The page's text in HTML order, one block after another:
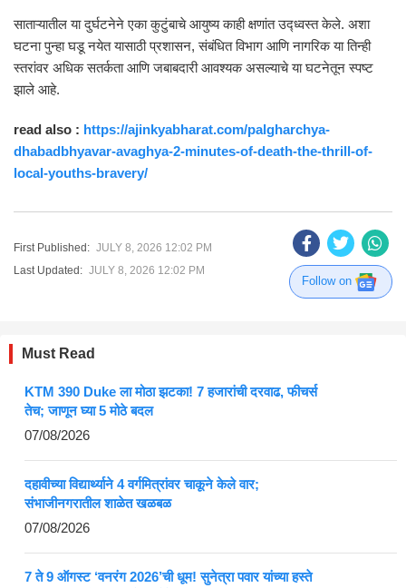
साताऱ्यातील या दुर्घटनेने एका कुटुंबाचे आयुष्य काही क्षणांत उद्ध्वस्त केले. अशा
घटना पुन्हा घडू नयेत यासाठी प्रशासन, संबंधित विभाग आणि नागरिक या तिन्ही
स्तरांवर अधिक सतर्कता आणि जबाबदारी आवश्यक असल्याचे या घटनेतून स्पष्ट
झाले आहे.
read also : https://ajinkyabharat.com/palgharchya-
dhabadbhyavar-avaghya-2-minutes-of-death-the-thrill-of-
local-youths-bravery/
First Published: JULY 8, 2026 12:02 PM
Last Updated: JULY 8, 2026 12:02 PM
Follow on
Must Read
KTM 390 Duke ला मोठा झटका! 7 हजारांची दरवाढ, फीचर्स
तेच; जाणून घ्या 5 मोठे बदल
07/08/2026
दहावीच्या विद्यार्थ्याने 4 वर्गमित्रांवर चाकूने केले वार;
संभाजीनगरातील शाळेत खळबळ
07/08/2026
7 ते 9 ऑगस्ट ‘वनरंग 2026’ची धूम! सुनेत्रा पवार यांच्या हस्ते